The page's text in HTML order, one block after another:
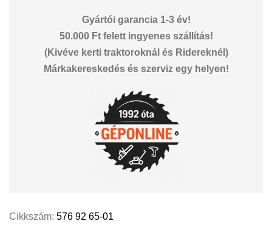
Gyártói garancia 1-3 év!
50.000 Ft felett ingyenes szállítás!
(Kivéve kerti traktoroknál és Ridereknél)
Márkakereskedés és szerviz egy helyen!
Cikkszám: 576 92 65-01